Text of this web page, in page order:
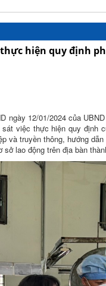
hiện quy định
ngày 12/01/2024 của
việc thực hiện quy định
và truyền thông, hướng
lao động trên địa bàn